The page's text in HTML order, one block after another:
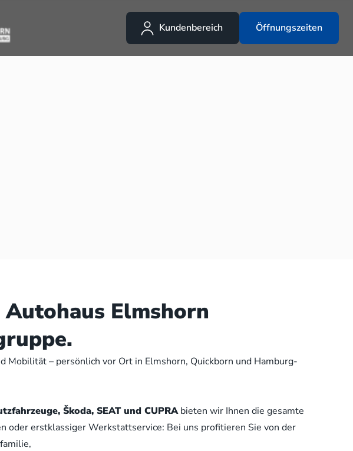
Kundenbereich Öffnungszeiten
Elmshorn
– persönlich vor Ort in Elmshorn, Quickborn und Hamburg-
Škoda, SEAT und CUPRAbieten wir Ihnen die gesamte
oder erstklassiger Werkstattservice: Bei uns profitieren Sie von der